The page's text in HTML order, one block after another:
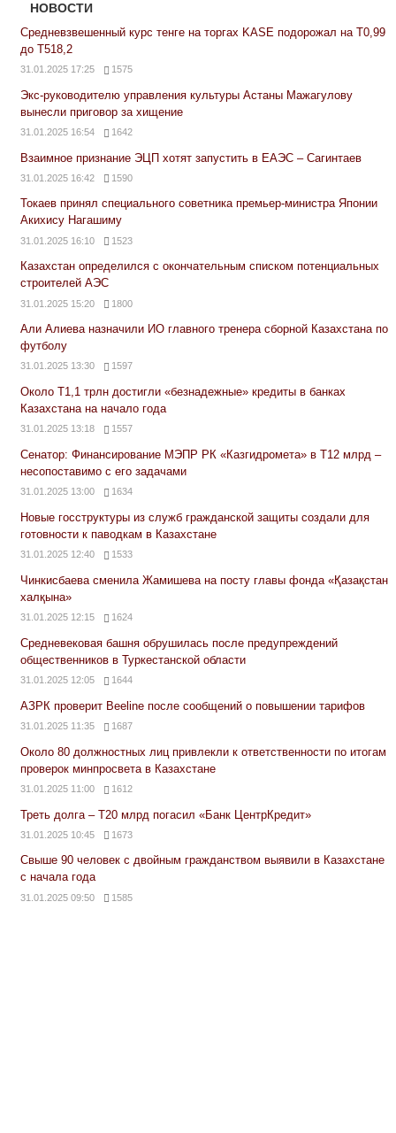
НОВОСТИ
Средневзвешенный курс тенге на торгах KASE подорожал на Т0,99
до Т518,2
31.01.2025 17:25 1575
Экс-руководителю управления культуры Астаны Мажагулову
вынесли приговор за хищение
31.01.2025 16:54 1642
Взаимное признание ЭЦП хотят запустить в ЕАЭС – Сагинтаев
31.01.2025 16:42 1590
Токаев принял специального советника премьер-министра Японии
Акихису Нагашиму
31.01.2025 16:10 1523
Казахстан определился с окончательным списком потенциальных
строителей АЭС
31.01.2025 15:20 1800
Али Алиева назначили ИО главного тренера сборной Казахстана по
футболу
31.01.2025 13:30 1597
Около Т1,1 трлн достигли «безнадежные» кредиты в банках
Казахстана на начало года
31.01.2025 13:18 1557
Сенатор: Финансирование МЭПР РК «Казгидромета» в Т12 млрд –
несопоставимо с его задачами
31.01.2025 13:00 1634
Новые госструктуры из служб гражданской защиты создали для
готовности к паводкам в Казахстане
31.01.2025 12:40 1533
Чинкисбаева сменила Жамишева на посту главы фонда «Қазақстан
халқына»
31.01.2025 12:15 1624
Средневековая башня обрушилась после предупреждений
общественников в Туркестанской области
31.01.2025 12:05 1644
АЗРК проверит Beeline после сообщений о повышении тарифов
31.01.2025 11:35 1687
Около 80 должностных лиц привлекли к ответственности по итогам
проверок минпросвета в Казахстане
31.01.2025 11:00 1612
Треть долга – Т20 млрд погасил «Банк ЦентрКредит»
31.01.2025 10:45 1673
Свыше 90 человек с двойным гражданством выявили в Казахстане
с начала года
31.01.2025 09:50 1585